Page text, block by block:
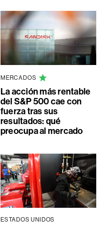
MERCADOS
La acción más rentable
del S&P 500 cae con
fuerza tras sus
resultados: qué
preocupa al mercado
ESTADOS UNIDOS